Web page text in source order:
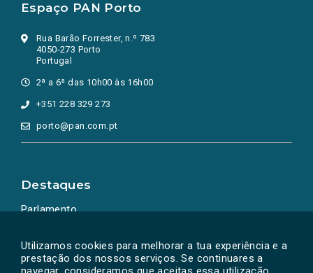
Utilizamos cookies para melhorar a tua experiência e a
prestação dos nossos serviços. Se continuares a
Espaço PAN Porto
Rua Barão Forrester, n.º 783
4050-273 Porto
Portugal
2ª a 6ª das 10h00 às 16h00
+351 228 329 273
porto@pan.com.pt
Destaques
Parlamento